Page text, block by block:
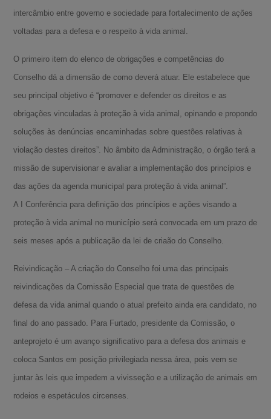
intercâmbio entre governo e sociedade para fortalecimento de ações
voltadas para a defesa e o respeito à vida animal.
O primeiro item do elenco de obrigações e competências do
Conselho dá a dimensão de como deverá atuar. Ele estabelece que
seu principal objetivo é “promover e defender os direitos e as
obrigações vinculadas à proteção à vida animal, opinando e propondo
soluções às denúncias encaminhadas sobre questões relativas à
violação destes direitos”. No âmbito da Administração, o órgão terá a
missão de supervisionar e avaliar a implementação dos princípios e
das ações da agenda municipal para proteção à vida animal”.
A I Conferência para definição dos princípios e ações visando a
proteção à vida animal no município será convocada em um prazo de
seis meses após a publicação da lei de criaão do Conselho.
Reivindicação – A criação do Conselho foi uma das principais
reivindicações da Comissão Especial que trata de questões de
defesa da vida animal quando o atual prefeito ainda era candidato, no
final do ano passado. Para Furtado, presidente da Comissão, o
anteprojeto é um avanço significativo para a defesa dos animais e
coloca Santos em posição privilegiada nessa área, pois vem se
juntar às leis que impedem a vivisseção e a utilização de animais em
rodeios e espetáculos circenses.